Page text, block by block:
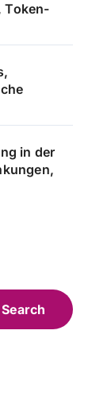
Token-
in der